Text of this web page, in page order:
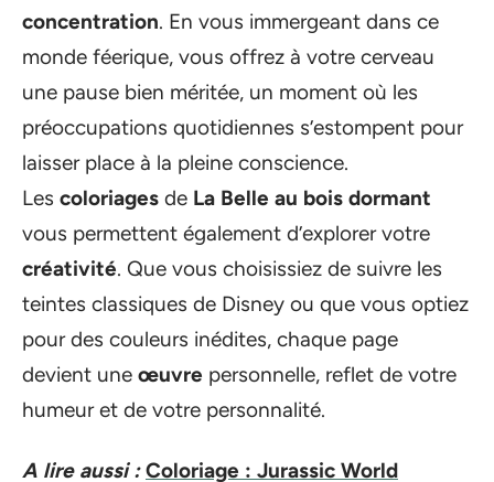
concentration. En vous immergeant dans ce
monde féerique, vous offrez à votre cerveau
une pause bien méritée, un moment où les
préoccupations quotidiennes s’estompent pour
laisser place à la pleine conscience.
Les coloriages de La Belle au bois dormant
vous permettent également d’explorer votre
créativité. Que vous choisissiez de suivre les
teintes classiques de Disney ou que vous optiez
pour des couleurs inédites, chaque page
devient une œuvre personnelle, reflet de votre
humeur et de votre personnalité.
A lire aussi : Coloriage : Jurassic World